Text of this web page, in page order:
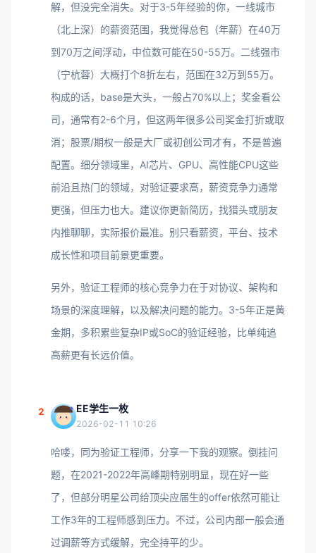
解，但没完全消失。对于3-5年经验的你，一线城市
（北上深）的薪资范围，我觉得总包（年薪）在40万
到70万之间浮动，中位数可能在50-55万。二线强市
（宁杭蓉）大概打个8折左右，范围在32万到55万。
构成的话，base是大头，一般占70%以上；奖金看公
司，通常有2-6个月，但这两年很多公司奖金打折或取
消；股票/期权一般是大厂或初创公司才有，不是普遍
配置。细分领域里，AI芯片、GPU、高性能CPU这些
前沿且热门的领域，对验证要求高，薪资竞争力通常
更强，但压力也大。建议你更新简历，找猎头或朋友
内推聊聊，实际报价最准。别只看薪资，平台、技术
成长性和项目前景更重要。
另外，验证工程师的核心竞争力在于对协议、架构和
场景的深度理解，以及解决问题的能力。3-5年正是黄
金期，多积累些复杂IP或SoC的验证经验，比单纯追
高薪更有长远价值。
2 EE学生一枚
2026-02-11 10:26
哈喽，同为验证工程师，分享一下我的观察。倒挂问
题，在2021-2022年高峰期特别明显，现在好一些
了，但部分明星公司给顶尖应届生的offer依然可能让
工作3年的工程师感到压力。不过，公司内部一般会通
过调薪等方式缓解，完全持平的少。